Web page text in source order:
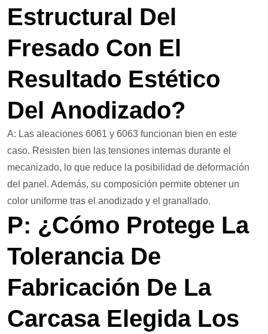
Estructural Del
Fresado Con El
Resultado Estético
Del Anodizado?
A: Las aleaciones 6061 y 6063 funcionan bien en este
caso. Resisten bien las tensiones internas durante el
mecanizado, lo que reduce la posibilidad de deformación
del panel. Además, su composición permite obtener un
color uniforme tras el anodizado y el granallado.
P: ¿Cómo Protege La
Tolerancia De
Fabricación De La
Carcasa Elegida Los